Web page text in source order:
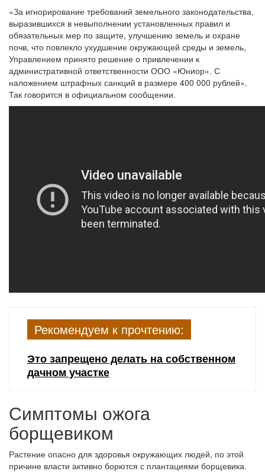
«За игнорирование требований земельного законодательства,
выразившихся в невыполнении установленных правил и
обязательных мер по защите, улучшению земель и охране
почв, что повлекло ухудшение окружающей среды и земель,
Управлением принято решение о привлечении к
административной ответственности ООО «Юниор». С
наложением штрафных санкций в размере 400 000 рублей».
Так говорится в официальном сообщении.
Рекомендуем к прочтению:
Это запрещено делать на собственном
дачном участке
Симптомы ожога
борщевиком
Растение опасно для здоровья окружающих людей, по этой
причине власти активно борются с плантациями борщевика.